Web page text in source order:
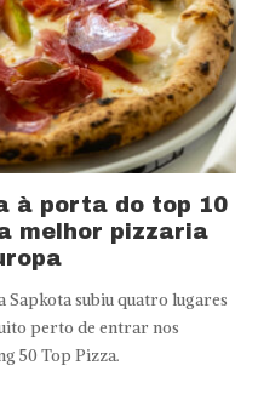
à porta do top 10
melhor pizzaria
Sapkota subiu quatro lugares
perto de entrar nos
50 Top Pizza.